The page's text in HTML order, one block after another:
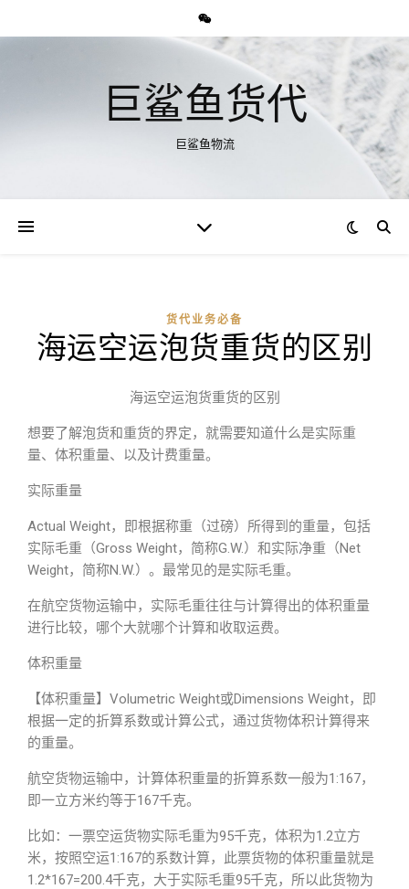
巨鲨鱼货代
巨鲨鱼物流
货代业务必备
海运空运泡货重货的区别
海运空运泡货重货的区别
想要了解泡货和重货的界定，就需要知道什么是实际重
量、体积重量、以及计费重量。
实际重量
Actual Weight，即根据称重（过磅）所得到的重量，包括
实际毛重（Gross Weight，简称G.W.）和实际净重（Net
Weight，简称N.W.）。最常见的是实际毛重。
在航空货物运输中，实际毛重往往与计算得出的体积重量
进行比较，哪个大就哪个计算和收取运费。
体积重量
【体积重量】Volumetric Weight或Dimensions Weight，即
根据一定的折算系数或计算公式，通过货物体积计算得来
的重量。
航空货物运输中，计算体积重量的折算系数一般为1:167，
即一立方米约等于167千克。
比如：一票空运货物实际毛重为95千克，体积为1.2立方
米，按照空运1:167的系数计算，此票货物的体积重量就是
1.2*167=200.4千克，大于实际毛重95千克，所以此货物为